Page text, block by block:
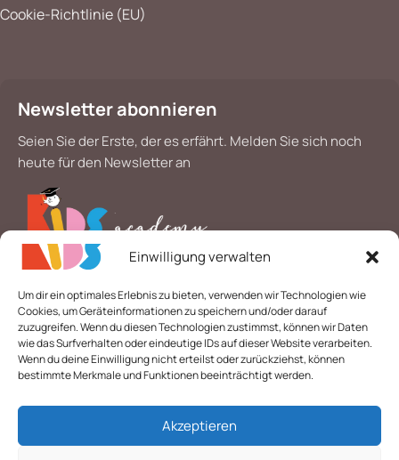
Einwilligung verwalten
Um dir ein optimales Erlebnis zu bieten, verwenden wir Technologien wie
Cookies, um Geräteinformationen zu speichern und/oder darauf
zuzugreifen. Wenn du diesen Technologien zustimmst, können wir Daten
wie das Surfverhalten oder eindeutige IDs auf dieser Website verarbeiten.
Wenn du deine Einwilligung nicht erteilst oder zurückziehst, können
bestimmte Merkmale und Funktionen beeinträchtigt werden.
Akzeptieren
Cookie-Richtlinie (EU)
Newsletter abonnieren
Seien Sie der Erste, der es erfährt. Melden Sie sich noch
heute für den Newsletter an
E-Mail*
© 2026 Alle Rechte vorbehalten. | Layout & technische